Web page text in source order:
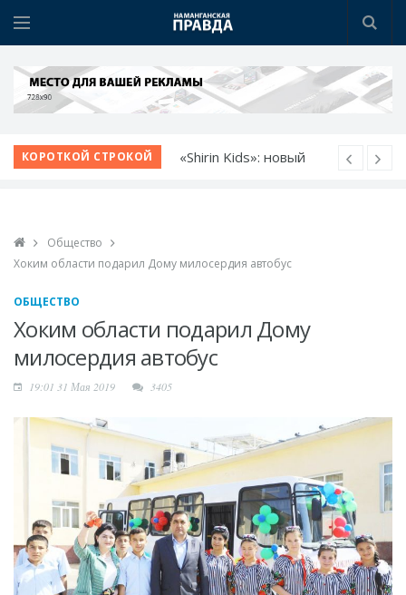
КОРОТКОЙ СТРОКОЙ
«Shirin Kids»: новый
Язык возможностей:
учебный центр
Прокурор области
обсудил с молодежью
формальностей: хоким
выслушал молодежь
Общество
Хоким области подарил Дому милосердия автобус
ОБЩЕСТВО
Хоким области подарил Дому
милосердия автобус
19:01 31 Мая 2019 3405